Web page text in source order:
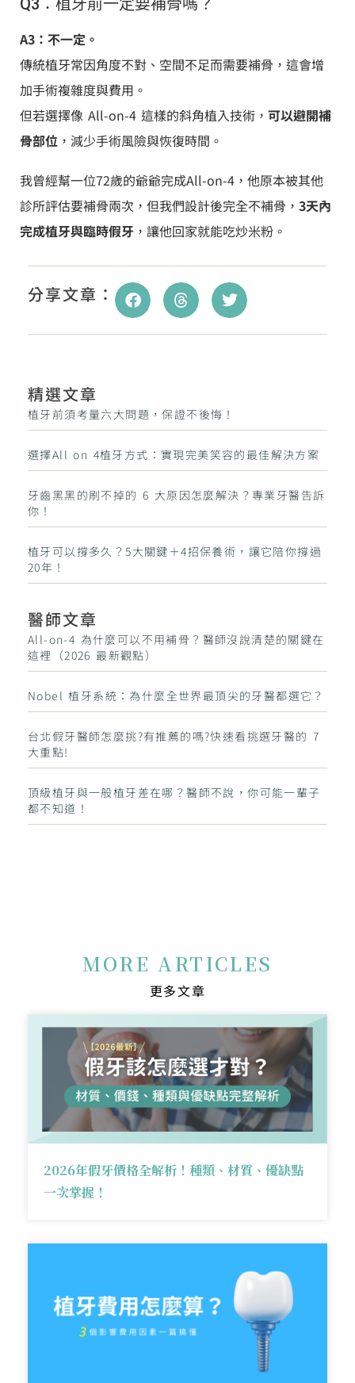
Q3：植牙前一定要補骨嗎？
A3：不一定。
傳統植牙常因角度不對、空間不足而需要補骨，這會增
加手術複雜度與費用。
但若選擇像 All-on-4 這樣的斜角植入技術， 可以避開補
骨部位 ，減少手術風險與恢復時間。
我曾經幫一位72歲的爺爺完成All-on-4，他原本被其他
診所評估要補骨兩次，但我們設計後完全不補骨， 3天內
完成植牙與臨時假牙 ，讓他回家就能吃炒米粉。
分享文章：
精選文章
植牙前須考量六大問題，保證不後悔！
選擇All on 4植牙方式：實現完美笑容的最佳解決方案
牙齒黑黑的刷不掉的 6 大原因怎麼解決？專業牙醫告訴
你！
植牙可以撐多久？5大關鍵＋4招保養術，讓它陪你撐過
20年！
醫師文章
All-on-4 為什麼可以不用補骨？醫師沒說清楚的關鍵在
這裡（2026 最新觀點）
Nobel 植牙系統：為什麼全世界最頂尖的牙醫都選它？
台北假牙醫師怎麼挑?有推薦的嗎?快速看挑選牙醫的 7
大重點!
頂級植牙與一般植牙差在哪？醫師不說，你可能一輩子
都不知道！
MORE ARTICLES
更多文章
2026年假牙價格全解析！種類、材質、優缺點
一次掌握！